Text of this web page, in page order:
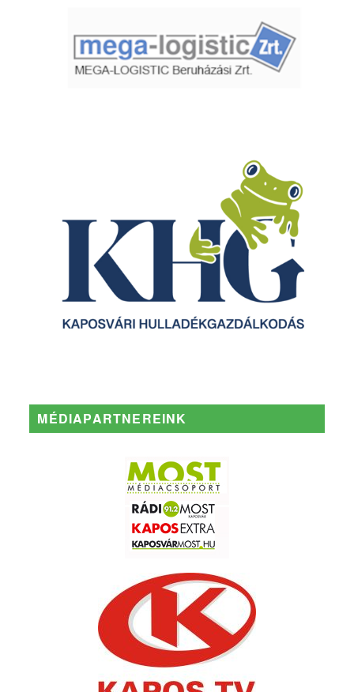
MÉDIAPARTNEREINK